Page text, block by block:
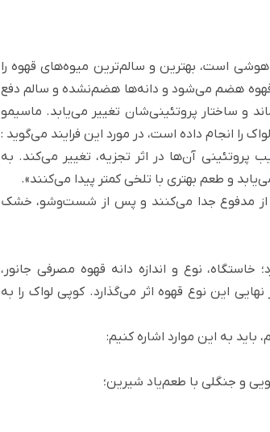
است، بهترین و سالم‌ترین میوه‌های قهوه را
هضم می‌‌شود و دانه‌ها هضم‌نشده و سالم دفع
در بدن زباد باقی می‌ماند و ساختار پروتئینی‌شان تغییر می‌یابد. ماسیمو
انجام داده است، در مورد این فرایند می‌گوید :
پروتئینی آن‌ها در اثر تجزیه، تغییر می‌کند. به
و طعم بهتری با تلخی کمتر پیدا می‌کنند».
را از مدفوع جدا می‌کنند و پس از شست‌وشو، خشک
نوع و اندازه دانه‌ قهوه‌ مصرفی جانور،
این نوع قهوه اثر می‌گذارد. کوپی لواک را به
باید به این موارد اشاره کنیم:
و جنگلی با طعم‌یاد شیرین؛